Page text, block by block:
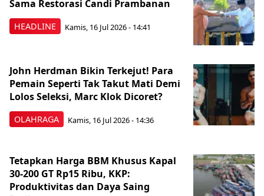
HEADLINE
Sama Restorasi Candi Prambanan
Kamis, 16 Jul 2026 - 14:41
OLAHRAGA
John Herdman Bikin Terkejut! Para
Pemain Seperti Tak Takut Mati Demi
Lolos Seleksi, Marc Klok Dicoret?
Kamis, 16 Jul 2026 - 14:36
Tetapkan Harga BBM Khusus Kapal
30-200 GT Rp15 Ribu, KKP:
Produktivitas dan Daya Saing